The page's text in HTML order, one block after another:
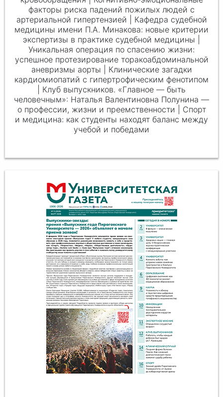
факторы риска падений пожилых людей с
артериальной гипертензией | Кафедра судебной
медицины имени П.А. Минакова: новые критерии
экспертизы в практике судебной медицины |
Уникальная операция по спасению жизни:
успешное протезирование торакоабдоминальной
аневризмы аорты | Клинические загадки
кардиомиопатий с гипертрофическим фенотипом
| Клуб выпускников. «Главное — быть
человечным»: Наталья Валентиновна Полунина —
о профессии, жизни и преемственности | Спорт
и медицина: как студенты находят баланс между
учебой и победами